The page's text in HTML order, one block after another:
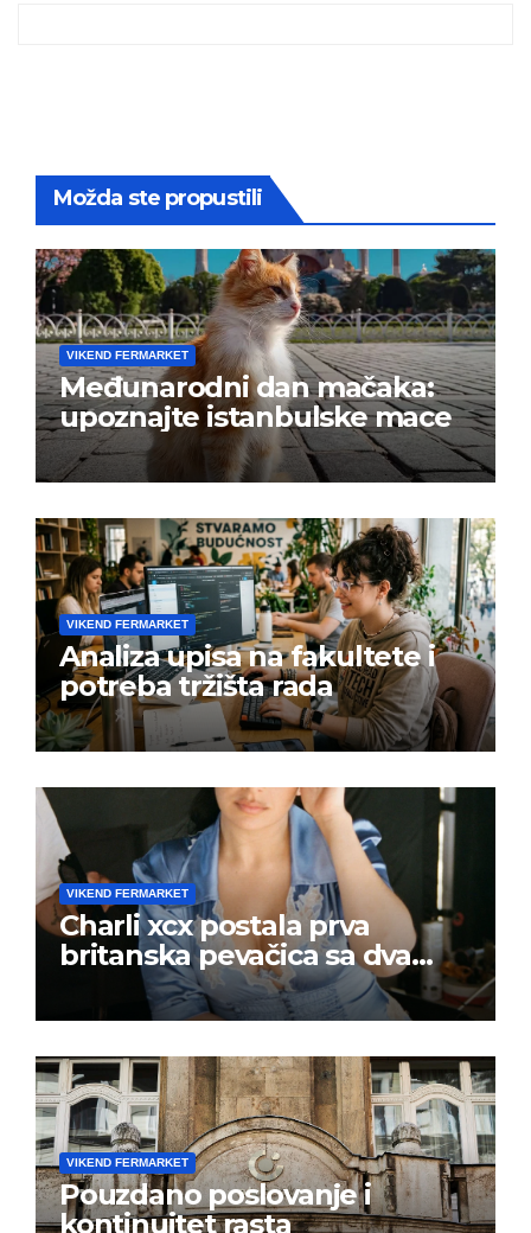
Možda ste propustili
VIKEND FERMARKET
Međunarodni dan mačaka:
upoznajte istanbulske mace
VIKEND FERMARKET
Analiza upisa na fakultete i
potreba tržišta rada
VIKEND FERMARKET
Charli xcx postala prva
britanska pevačica sa dva
albuma na prvom mestu u
istoj kalendarskoj godini
VIKEND FERMARKET
Pouzdano poslovanje i
kontinuitet rasta